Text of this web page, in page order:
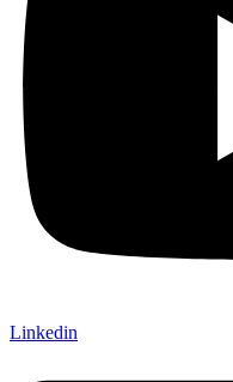
Linkedin